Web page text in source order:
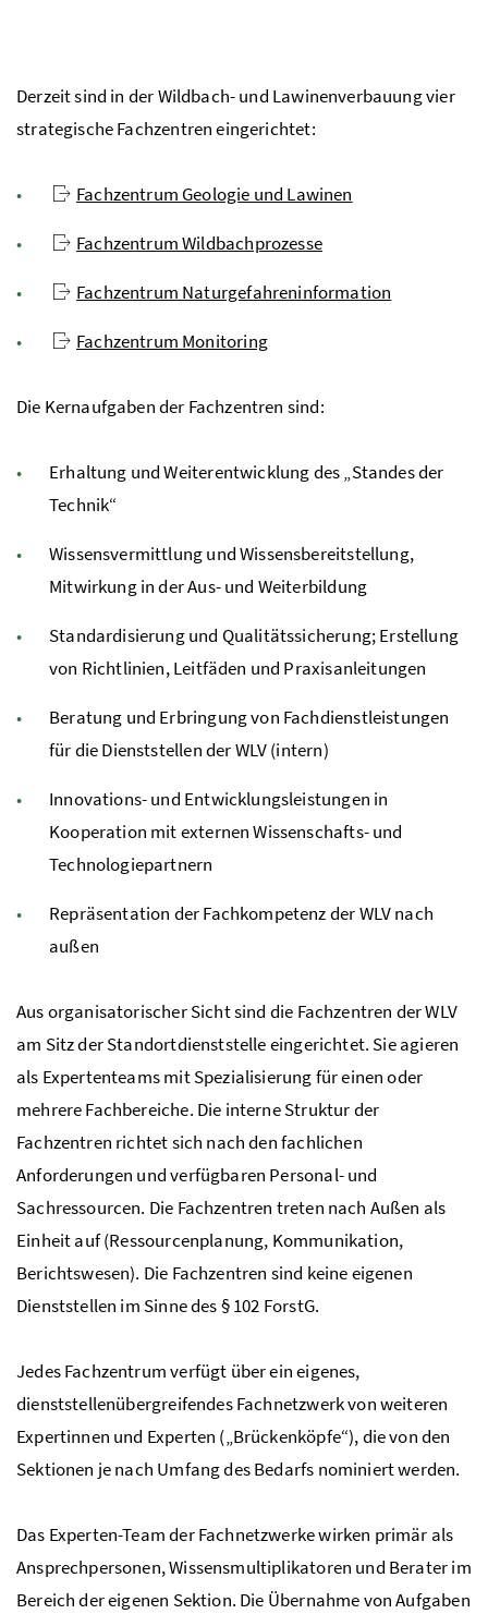
Derzeit sind in der Wildbach- und Lawinenverbauung vier
strategische Fachzentren eingerichtet:
Fachzentrum Geologie und Lawinen
Fachzentrum Wildbachprozesse
Fachzentrum Naturgefahreninformation
Fachzentrum Monitoring
Die Kernaufgaben der Fachzentren sind:
Erhaltung und Weiterentwicklung des „Standes der
Technik“
Wissensvermittlung und Wissensbereitstellung,
Mitwirkung in der Aus- und Weiterbildung
Standardisierung und Qualitätssicherung; Erstellung
von Richtlinien, Leitfäden und Praxisanleitungen
Beratung und Erbringung von Fachdienstleistungen
für die Dienststellen derWLV(intern)
Innovations- und Entwicklungsleistungen in
Kooperation mit externen Wissenschafts- und
Technologiepartnern
Repräsentation der Fachkompetenz derWLVnach
außen
Aus organisatorischer Sicht sind die Fachzentren derWLV
am Sitz der Standortdienststelle eingerichtet. Sie agieren
als Expertenteams mit Spezialisierung für einen oder
mehrere Fachbereiche. Die interne Struktur der
Fachzentren richtet sich nach den fachlichen
Anforderungen und verfügbaren Personal- und
Sachressourcen. Die Fachzentren treten nach Außen als
Einheit auf (Ressourcenplanung, Kommunikation,
Berichtswesen). Die Fachzentren sind keine eigenen
Dienststellen im Sinne des§102 ForstG.
Jedes Fachzentrum verfügt über ein eigenes,
dienststellenübergreifendes Fachnetzwerk von weiteren
Expertinnen und Experten („Brückenköpfe“), die von den
Sektionen je nach Umfang des Bedarfs nominiert werden.
Das Experten-Team der Fachnetzwerke wirken primär als
Ansprechpersonen, Wissensmultiplikatoren und Berater im
Bereich der eigenen Sektion. Die Übernahme von Aufgaben